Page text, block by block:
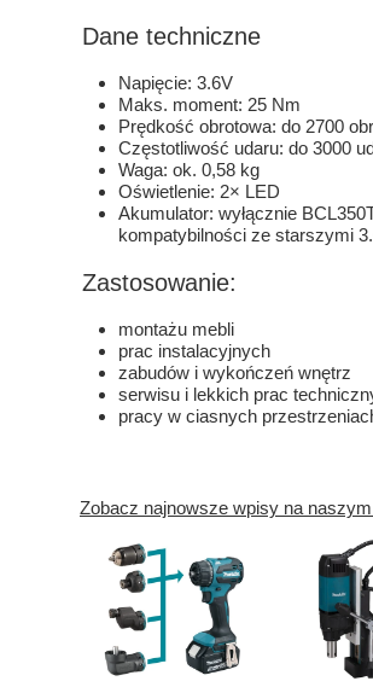
Dane techniczne
Napięcie: 3.6V
Maks. moment: 25 Nm
Prędkość obrotowa: do 2700
Częstotliwość udaru: do 3000
Waga: ok. 0,58 kg
Oświetlenie: 2× LED
Akumulator: wyłącznie
kompatybilności ze starszymi
Zastosowanie:
montażu mebli
prac instalacyjnych
zabudów i wykończeń wnętrz
serwisu i lekkich prac
pracy w ciasnych
Zobacz najnowsze wpisy na